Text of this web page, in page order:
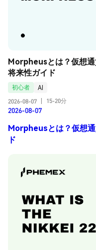
Morpheusとは？仮想
将来性ガイド
初心者
AI
2026-08-07
15-20分
2026-08-07
Morpheusとは？仮想
ド